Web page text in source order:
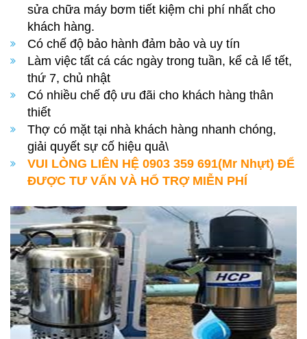
sửa chữa máy bơm tiết kiệm chi phí nhất cho
khách hàng.
Có chế độ bảo hành đảm bảo và uy tín
Làm việc tất cá các ngày trong tuần, kể cả lể tết,
thứ 7, chủ nhật
Có nhiều chế độ ưu đãi cho khách hàng thân
thiết
Thợ có mặt tại nhà khách hàng nhanh chóng,
giải quyết sự cố hiệu quả\
VUI LÒNG LIÊN HỆ 0903 359 691(Mr Nhựt) ĐỂ
ĐƯỢC TƯ VẤN VÀ HỔ TRỢ MIỄN PHÍ